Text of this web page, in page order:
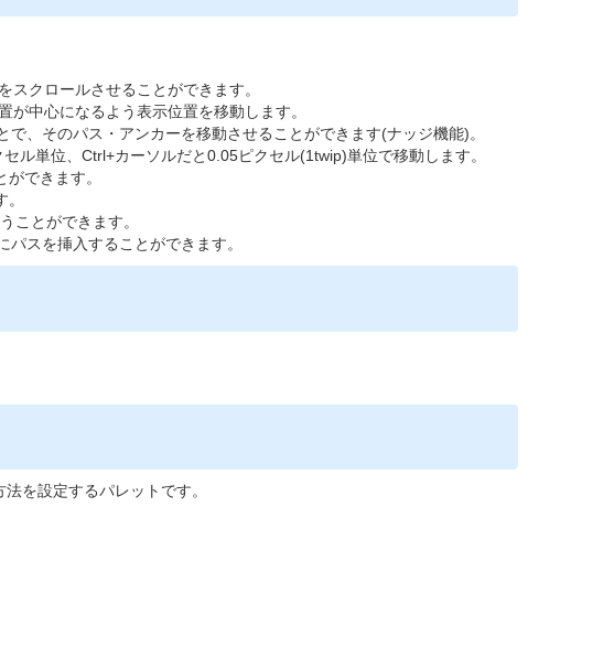
クロールさせることができます。
中心になるよう表示位置を移動します。
、そのパス・アンカーを移動させることができます(ナッジ機能)。
ル単位、Ctrl+カーソルだと0.05ピクセル(1twip)単位で移動します。
できます。
ことができます。
スを挿入することができます。
を設定するパレットです。